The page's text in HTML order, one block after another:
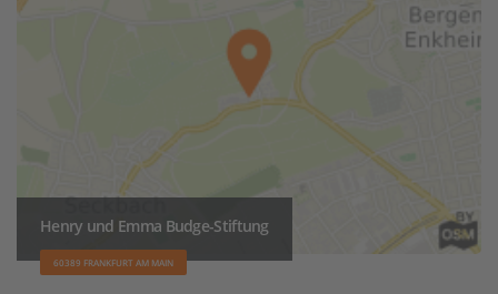
Henry und Emma Budge-Stiftung
60389 FRANKFURT AM MAIN